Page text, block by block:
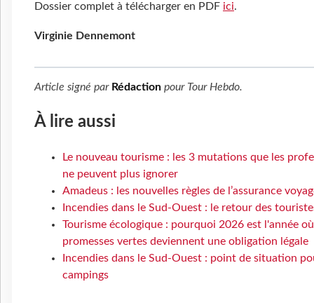
Dossier complet à télécharger en PDF ici.
Virginie Dennemont
Article signé par Rédaction pour Tour Hebdo.
À lire aussi
Le nouveau tourisme : les 3 mutations que les
ne peuvent plus ignorer
Amadeus : les nouvelles règles de l’assurance
Incendies dans le Sud-Ouest : le retour des
Tourisme écologique : pourquoi 2026 est l'année
promesses vertes deviennent une obligation légale
Incendies dans le Sud-Ouest : point de situation
campings